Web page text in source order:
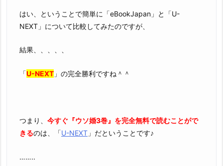
はい、ということで簡単に「eBookJapan」と「U-
NEXT」について比較してみたのですが、
結果、、、、、
「U-NEXT 」の完全勝利ですね＾＾
つまり、 今すぐ『ウソ婚3巻』を完全無料で読むことがで
きるのは、「U-NEXT 」だということです♪
……..